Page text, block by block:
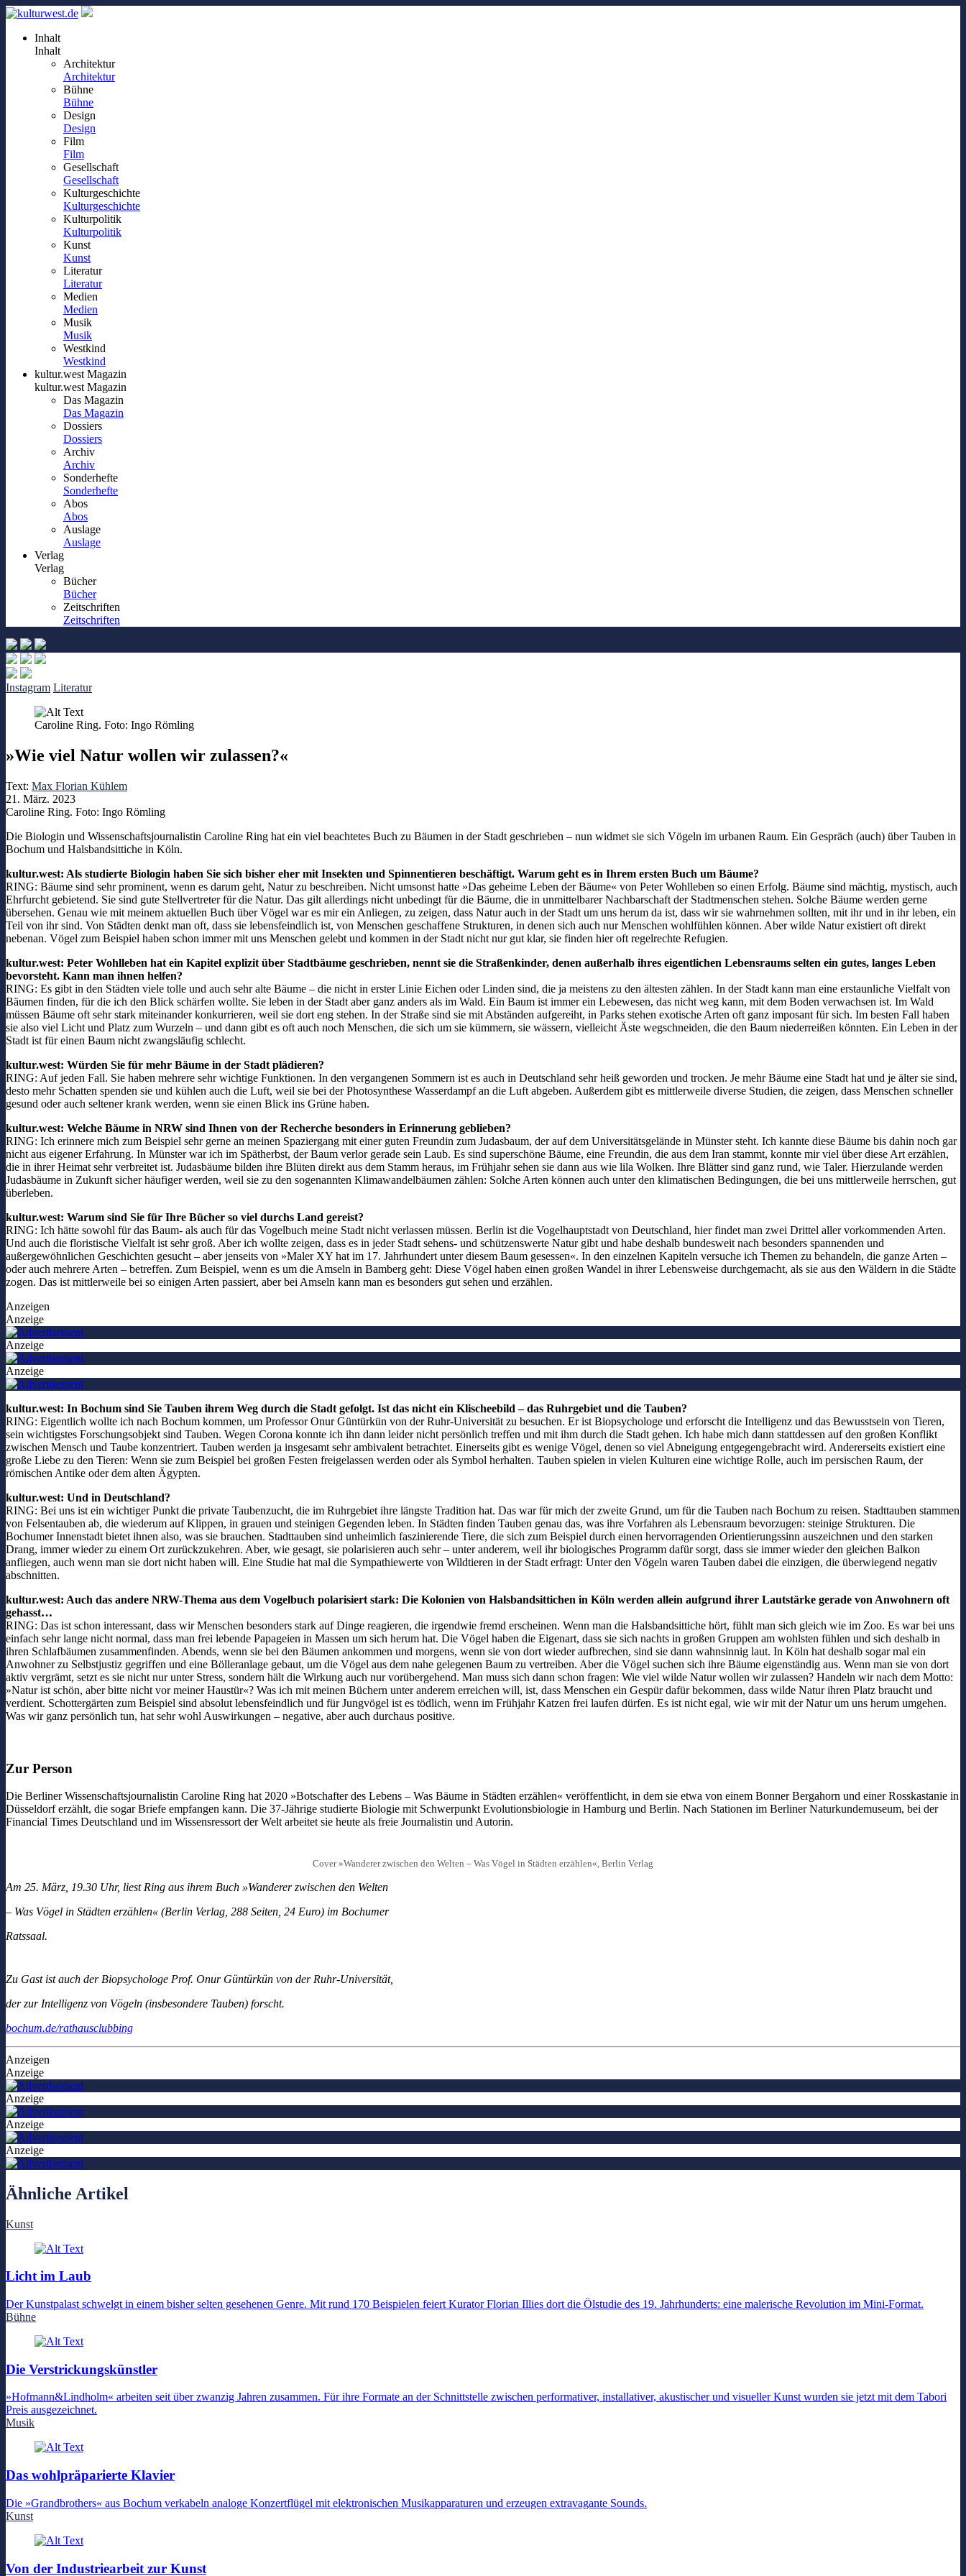
Inhalt
Inhalt
Architektur
Architektur
Bühne
Bühne
Design
Design
Film
Film
Gesellschaft
Gesellschaft
Kulturgeschichte
Kulturgeschichte
Kulturpolitik
Kulturpolitik
Kunst
Kunst
Literatur
Literatur
Medien
Medien
Musik
Musik
Westkind
Westkind
kultur.west Magazin
kultur.west Magazin
Das Magazin
Das Magazin
Dossiers
Dossiers
Archiv
Archiv
Sonderhefte
Sonderhefte
Abos
Abos
Auslage
Auslage
Verlag
Verlag
Bücher
Bücher
Zeitschriften
Zeitschriften
Instagram Literatur
Caroline Ring. Foto: Ingo Römling
»Wie viel Natur wollen wir zulassen?«
Text: Max Florian Kühlem
21. März. 2023
Caroline Ring. Foto: Ingo Römling
Die Biologin und Wissenschaftsjournalistin Caroline Ring hat ein viel beachtetes Buch zu Bäumen in der Stadt geschrieben – nun widmet sie sich Vögeln im urbanen Raum. Ein Gespräch (auch) über Tauben in
Bochum und Halsbandsittiche in Köln.
kultur.west: Als studierte Biologin haben Sie sich bisher eher mit Insekten und Spinnentieren beschäftigt. Warum geht es in Ihrem ersten Buch um Bäume?
RING: Bäume sind sehr prominent, wenn es darum geht, Natur zu beschreiben. Nicht umsonst hatte »Das geheime Leben der Bäume« von Peter Wohlleben so einen Erfolg. Bäume sind mächtig, mystisch, auch
Ehrfurcht gebietend. Sie sind gute Stellvertreter für die Natur. Das gilt allerdings nicht unbedingt für die Bäume, die in unmittelbarer Nachbarschaft der Stadtmenschen stehen. Solche Bäume werden gerne
übersehen. Genau wie mit meinem aktuellen Buch über Vögel war es mir ein Anliegen, zu zeigen, dass Natur auch in der Stadt um uns herum da ist, dass wir sie wahrnehmen sollten, mit ihr und in ihr leben, ein
Teil von ihr sind. Von Städten denkt man oft, dass sie lebensfeindlich ist, von Menschen geschaffene Strukturen, in denen sich auch nur Menschen wohlfühlen können. Aber wilde Natur existiert oft direkt
nebenan. Vögel zum Beispiel haben schon immer mit uns Menschen gelebt und kommen in der Stadt nicht nur gut klar, sie finden hier oft regelrechte Refugien.
kultur.west: Peter Wohlleben hat ein Kapitel explizit über Stadtbäume geschrieben, nennt sie die Straßenkinder, denen außerhalb ihres eigentlichen Lebensraums selten ein gutes, langes Leben
bevorsteht. Kann man ihnen helfen?
RING: Es gibt in den Städten viele tolle und auch sehr alte Bäume – die nicht in erster Linie Eichen oder Linden sind, die ja meistens zu den ältesten zählen. In der Stadt kann man eine erstaunliche Vielfalt von
Bäumen finden, für die ich den Blick schärfen wollte. Sie leben in der Stadt aber ganz anders als im Wald. Ein Baum ist immer ein Lebewesen, das nicht weg kann, mit dem Boden verwachsen ist. Im Wald
müssen Bäume oft sehr stark miteinander konkurrieren, weil sie dort eng stehen. In der Straße sind sie mit Abständen aufgereiht, in Parks stehen exotische Arten oft ganz imposant für sich. Im besten Fall haben
sie also viel Licht und Platz zum Wurzeln – und dann gibt es oft auch noch Menschen, die sich um sie kümmern, sie wässern, vielleicht Äste wegschneiden, die den Baum niederreißen könnten. Ein Leben in der
Stadt ist für einen Baum nicht zwangsläufig schlecht.
kultur.west: Würden Sie für mehr Bäume in der Stadt plädieren?
RING: Auf jeden Fall. Sie haben mehrere sehr wichtige Funktionen. In den vergangenen Sommern ist es auch in Deutschland sehr heiß geworden und trocken. Je mehr Bäume eine Stadt hat und je älter sie sind,
desto mehr Schatten spenden sie und kühlen auch die Luft, weil sie bei der Photosynthese Wasserdampf an die Luft abgeben. Außerdem gibt es mittlerweile diverse Studien, die zeigen, dass Menschen schneller
gesund oder auch seltener krank werden, wenn sie einen Blick ins Grüne haben.
kultur.west: Welche Bäume in NRW sind Ihnen von der Recherche besonders in Erinnerung geblieben?
RING: Ich erinnere mich zum Beispiel sehr gerne an meinen Spaziergang mit einer guten Freundin zum Judasbaum, der auf dem Universitätsgelände in Münster steht. Ich kannte diese Bäume bis dahin noch gar
nicht aus eigener Erfahrung. In Münster war ich im Spätherbst, der Baum verlor gerade sein Laub. Es sind superschöne Bäume, eine Freundin, die aus dem Iran stammt, konnte mir viel über diese Art erzählen,
die in ihrer Heimat sehr verbreitet ist. Judasbäume bilden ihre Blüten direkt aus dem Stamm heraus, im Frühjahr sehen sie dann aus wie lila Wolken. Ihre Blätter sind ganz rund, wie Taler. Hierzulande werden
Judasbäume in Zukunft sicher häufiger werden, weil sie zu den sogenannten Klimawandelbäumen zählen: Solche Arten können auch unter den klimatischen Bedingungen, die bei uns mittlerweile herrschen, gut
überleben.
kultur.west: Warum sind Sie für Ihre Bücher so viel durchs Land gereist?
RING: Ich hätte sowohl für das Baum- als auch für das Vogelbuch meine Stadt nicht verlassen müssen. Berlin ist die Vogelhauptstadt von Deutschland, hier findet man zwei Drittel aller vorkommenden Arten.
Und auch die floristische Vielfalt ist sehr groß. Aber ich wollte zeigen, dass es in jeder Stadt sehens- und schützenswerte Natur gibt und habe deshalb bundesweit nach besonders spannenden und
außergewöhnlichen Geschichten gesucht – aber jenseits von »Maler XY hat im 17. Jahrhundert unter diesem Baum gesessen«. In den einzelnen Kapiteln versuche ich Themen zu behandeln, die ganze Arten –
oder auch mehrere Arten – betreffen. Zum Beispiel, wenn es um die Amseln in Bamberg geht: Diese Vögel haben einen großen Wandel in ihrer Lebensweise durchgemacht, als sie aus den Wäldern in die Städte
zogen. Das ist mittlerweile bei so einigen Arten passiert, aber bei Amseln kann man es besonders gut sehen und erzählen.
Anzeigen
Anzeige
Anzeige
Anzeige
kultur.west: In Bochum sind Sie Tauben ihrem Weg durch die Stadt gefolgt. Ist das nicht ein Klischeebild – das Ruhrgebiet und die Tauben?
RING: Eigentlich wollte ich nach Bochum kommen, um Professor Onur Güntürkün von der Ruhr-Universität zu besuchen. Er ist Biopsychologe und erforscht die Intelligenz und das Bewusstsein von Tieren,
sein wichtigstes Forschungsobjekt sind Tauben. Wegen Corona konnte ich ihn dann leider nicht persönlich treffen und mit ihm durch die Stadt gehen. Ich habe mich dann stattdessen auf den großen Konflikt
zwischen Mensch und Taube konzentriert. Tauben werden ja insgesamt sehr ambivalent betrachtet. Einerseits gibt es wenige Vögel, denen so viel Abneigung entgegengebracht wird. Andererseits existiert eine
große Liebe zu den Tieren: Wenn sie zum Beispiel bei großen Festen freigelassen werden oder als Symbol herhalten. Tauben spielen in vielen Kulturen eine wichtige Rolle, auch im persischen Raum, der
römischen Antike oder dem alten Ägypten.
kultur.west: Und in Deutschland?
RING: Bei uns ist ein wichtiger Punkt die private Taubenzucht, die im Ruhrgebiet ihre längste Tradition hat. Das war für mich der zweite Grund, um für die Tauben nach Bochum zu reisen. Stadttauben stammen
von Felsentauben ab, die wiederum auf Klippen, in grauen und steinigen Gegenden leben. In Städten finden Tauben genau das, was ihre Vorfahren als Lebensraum bevorzugen: steinige Strukturen. Die
Bochumer Innenstadt bietet ihnen also, was sie brauchen. Stadttauben sind unheimlich faszinierende Tiere, die sich zum Beispiel durch einen hervorragenden Orientierungssinn auszeichnen und den starken
Drang, immer wieder zu einem Ort zurückzukehren. Aber, wie gesagt, sie polarisieren auch sehr – unter anderem, weil ihr biologisches Programm dafür sorgt, dass sie immer wieder den gleichen Balkon
anfliegen, auch wenn man sie dort nicht haben will. Eine Studie hat mal die Sympathiewerte von Wildtieren in der Stadt erfragt: Unter den Vögeln waren Tauben dabei die einzigen, die überwiegend negativ
abschnitten.
kultur.west: Auch das andere NRW-Thema aus dem Vogelbuch polarisiert stark: Die Kolonien von Halsbandsittichen in Köln werden allein aufgrund ihrer Lautstärke gerade von Anwohnern oft
gehasst…
RING: Das ist schon interessant, dass wir Menschen besonders stark auf Dinge reagieren, die irgendwie fremd erscheinen. Wenn man die Halsbandsittiche hört, fühlt man sich gleich wie im Zoo. Es war bei uns
einfach sehr lange nicht normal, dass man frei lebende Papageien in Massen um sich herum hat. Die Vögel haben die Eigenart, dass sie sich nachts in großen Gruppen am wohlsten fühlen und sich deshalb in
ihren Schlafbäumen zusammenfinden. Abends, wenn sie bei den Bäumen ankommen und morgens, wenn sie von dort wieder aufbrechen, sind sie dann wahnsinnig laut. In Köln hat deshalb sogar mal ein
Anwohner zu Selbstjustiz gegriffen und eine Bölleranlage gebaut, um die Vögel aus dem nahe gelegenen Baum zu vertreiben. Aber die Vögel suchen sich ihre Bäume eigenständig aus. Wenn man sie von dort
aktiv vergrämt, setzt es sie nicht nur unter Stress, sondern hält die Wirkung auch nur vorübergehend. Man muss sich dann schon fragen: Wie viel wilde Natur wollen wir zulassen? Handeln wir nach dem Motto:
»Natur ist schön, aber bitte nicht vor meiner Haustür«? Was ich mit meinen Büchern unter anderem erreichen will, ist, dass Menschen ein Gespür dafür bekommen, dass wilde Natur ihren Platz braucht und
verdient. Schottergärten zum Beispiel sind absolut lebensfeindlich und für Jungvögel ist es tödlich, wenn im Frühjahr Katzen frei laufen dürfen. Es ist nicht egal, wie wir mit der Natur um uns herum umgehen.
Was wir ganz persönlich tun, hat sehr wohl Auswirkungen – negative, aber auch durchaus positive.
Zur Person
Die Berliner Wissenschaftsjournalistin Caroline Ring hat 2020 »Botschafter des Lebens – Was Bäume in Städten erzählen« veröffentlicht, in dem sie etwa von einem Bonner Bergahorn und einer Rosskastanie in
Düsseldorf erzählt, die sogar Briefe empfangen kann. Die 37-Jährige studierte Biologie mit Schwerpunkt Evolutionsbiologie in Hamburg und Berlin. Nach Stationen im Berliner Naturkundemuseum, bei der
Financial Times Deutschland und im Wissensressort der Welt arbeitet sie heute als freie Journalistin und Autorin.
Cover »Wanderer zwischen den Welten – Was Vögel in Städten erzählen«, Berlin Verlag
Am 25. März, 19.30 Uhr, liest Ring aus ihrem Buch »Wanderer zwischen den Welten
– Was Vögel in Städten erzählen« (Berlin Verlag, 288 Seiten, 24 Euro) im Bochumer
Ratssaal.
Zu Gast ist auch der Biopsychologe Prof. Onur Güntürkün von der Ruhr-Universität,
der zur Intelligenz von Vögeln (insbesondere Tauben) forscht.
bochum.de/rathausclubbing
Anzeigen
Anzeige
Anzeige
Anzeige
Anzeige
Ähnliche Artikel
Kunst
Licht im Laub
Der Kunstpalast schwelgt in einem bisher selten gesehenen Genre. Mit rund 170 Beispielen feiert Kurator Florian Illies dort die Ölstudie des 19. Jahrhunderts: eine malerische Revolution im Mini-Format.
Bühne
Die Verstrickungskünstler
»Hofmann&Lindholm« arbeiten seit über zwanzig Jahren zusammen. Für ihre Formate an der Schnittstelle zwischen performativer, installativer, akustischer und visueller Kunst wurden sie jetzt mit dem Tabori
Preis ausgezeichnet.
Musik
Das wohlpräparierte Klavier
Die »Grandbrothers« aus Bochum verkabeln analoge Konzertflügel mit elektronischen Musikapparaturen und erzeugen extravagante Sounds.
Kunst
Von der Industriearbeit zur Kunst